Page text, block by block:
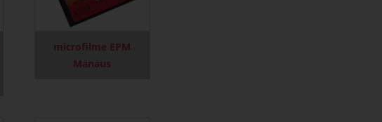
microfilme EPM
Manaus